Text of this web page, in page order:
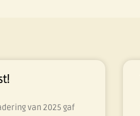
van 2025 gaf